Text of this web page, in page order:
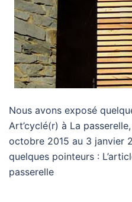
Nous avons exposé
Art’cyclé(r) à La
octobre 2015 au 3 janvier
quelques pointeurs :
passerelle